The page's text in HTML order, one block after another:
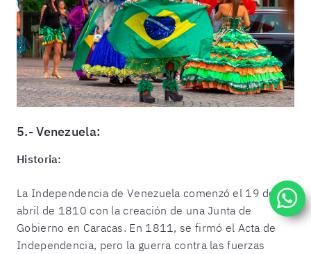
5.- Venezuela:
Historia:
La Independencia de Venezuela comenzó el 19 de
abril de 1810 con la creación de una Junta de
Gobierno en Caracas. En 1811, se firmó el Acta de
Independencia, pero la guerra contra las fuerzas